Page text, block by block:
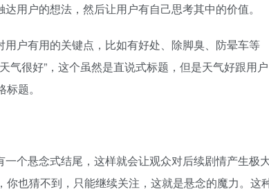
用户的想法，然后让用户有自己思考其中的价值。
户有用的关键点，比如有好处、除脚臭、防晕车等
气很好”，这个虽然是直说式标题，但是天气好跟用户
题。
个悬念式结尾，这样就会让观众对后续剧情产生极
也猜不到，只能继续关注，这就是悬念的魔力。这